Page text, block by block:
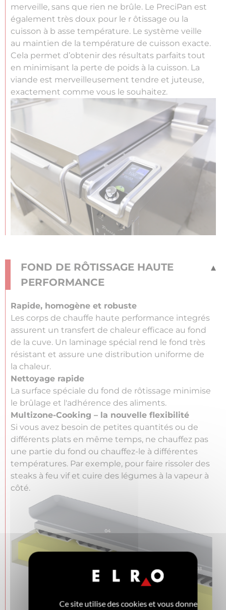
merveille, sans que rien ne brûle. Le PreciPan est
également très doux pour le r ôtissage ou la
cuisson à b asse température. Le système veille
au maintien de la température de cuisson exacte.
Cela permet d’obtenir des résultats parfaits tout
en minimisant la perte de poids à la cuisson. La
viande est merveilleusement tendre et juteuse,
exactement comme vous le souhaitez.
FOND DE RÔTISSAGE HAUTE
PERFORMANCE
Rapide, homogène et robuste
Les corps de chauffe haute performance integrés
assurent un transfert de chaleur efficace au fond
de la cuve. Un laminage spécial rend le fond très
résistant et assure une distribution uniforme de
la chaleur.
Nettoyage rapide
La surface spéciale du fond de rôtissage minimise
le brûlage et l'adhérence des aliments.
Multizone-Cooking – la nouvelle flexibilité
Si vous avez besoin de petites quantités ou de
différents plats en même temps, ne chauffez pas
une partie du fond ou chauffez-le à différentes
températures. Par exemple, pour faire rissoler des
steaks à feu vif et cuire des légumes à la vapeur à
côté.
Ce site utilise des cookies et vous donne